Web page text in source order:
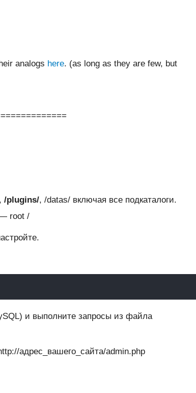
analogs here. (as long as they are few, but
, /plugins/, /datas/ включая все подкаталоги.
— root /
и выполните запросы из файла
адрес_вашего_сайта/admin.php